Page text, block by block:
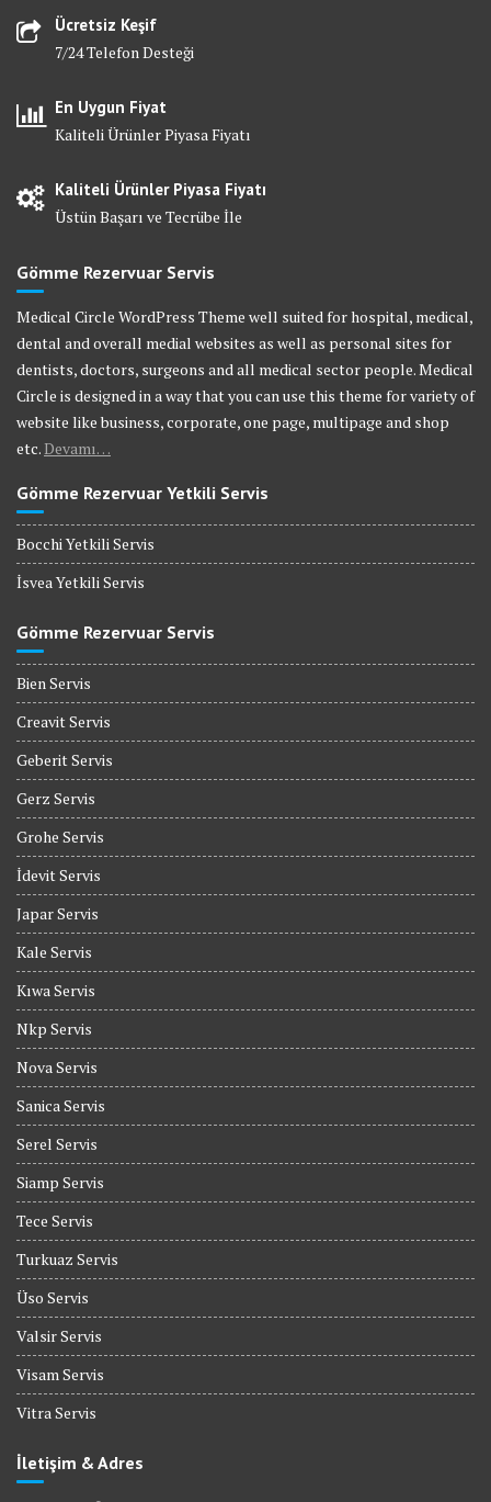
Ücretsiz Keşif
7/24 Telefon Desteği
En Uygun Fiyat
Kaliteli Ürünler Piyasa Fiyatı
Kaliteli Ürünler Piyasa Fiyatı
Üstün Başarı ve Tecrübe İle
Gömme Rezervuar Servis
Medical Circle WordPress Theme well suited for hospital, medical,
dental and overall medial websites as well as personal sites for
dentists, doctors, surgeons and all medical sector people. Medical
Circle is designed in a way that you can use this theme for variety of
website like business, corporate, one page, multipage and shop
etc. Devamı…
Gömme Rezervuar Yetkili Servis
Bocchi Yetkili Servis
İsvea Yetkili Servis
Gömme Rezervuar Servis
Bien Servis
Creavit Servis
Geberit Servis
Gerz Servis
Grohe Servis
İdevit Servis
Japar Servis
Kale Servis
Kıwa Servis
Nkp Servis
Nova Servis
Sanica Servis
Serel Servis
Siamp Servis
Tece Servis
Turkuaz Servis
Üso Servis
Valsir Servis
Visam Servis
Vitra Servis
İletişim & Adres